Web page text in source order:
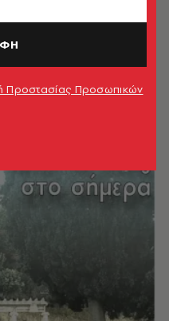
Προστασίας Προσωπικών